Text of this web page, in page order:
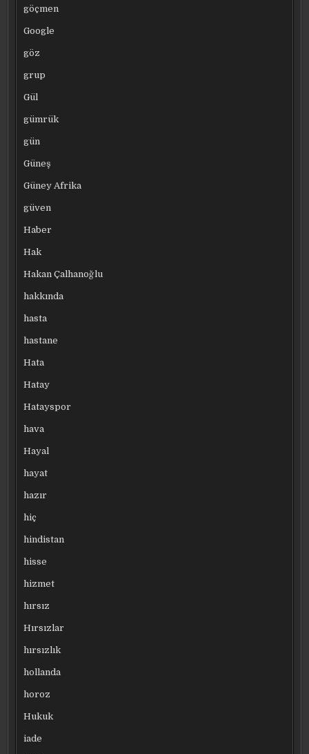
göçmen
Google
göz
grup
Gül
gümrük
gün
Güneş
Güney Afrika
güven
Haber
Hak
Hakan Çalhanoğlu
hakkında
hasta
hastane
Hata
Hatay
Hatayspor
hava
Hayal
hayat
hazır
hiç
hindistan
hisse
hizmet
hırsız
Hırsızlar
hırsızlık
hollanda
horoz
Hukuk
iade